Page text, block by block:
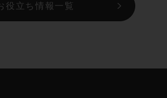
役立ち情報一覧